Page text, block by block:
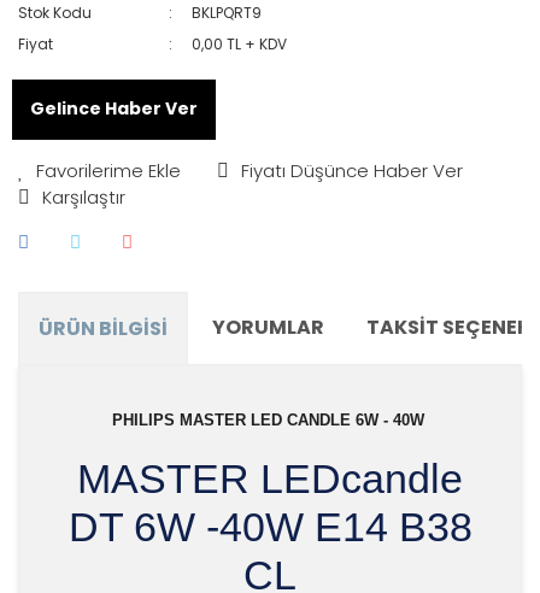
Stok Kodu
BKLPQRT9
Fiyat
0,00 TL + KDV
Gelince Haber Ver
Fiyatı Düşünce Haber Ver
Karşılaştır
ÜRÜN BILGISI YORUMLAR TAKSIT
PHILIPS MASTER LED CANDLE 6W - 40W
MASTER LEDcandle
DT 6W -40W E14 B38
CL